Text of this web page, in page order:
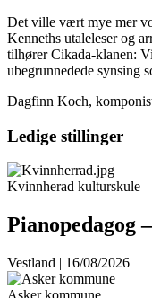
Det ville vært mye mer
Kenneths utaleleser og
tilhører Cikada-klanen:
ubegrunnedede synsing
Dagfinn Koch,
Ledige stillinger
Kvinnherad kulturskule
Pianopedagog
Vestland | 16/08/2026
Asker kommune